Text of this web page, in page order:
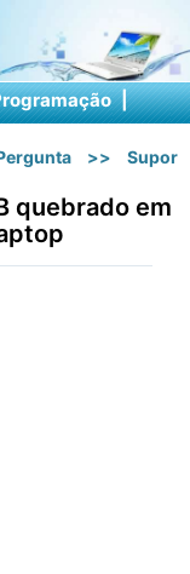
|
>>
quebrado em